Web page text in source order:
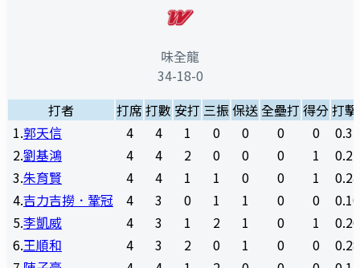
味全龍
34-18-0
打者
打席打數 安打 三振保送全壘打 得分打
1.郭天信 4 4 1 0 0 0 0
2.劉基鴻 4 4 2 0 0 0 1
3.朱育賢 4 4 1 1 0 0 1
4.吉力吉撈．鞏冠 4 3 0 1 1 0 0
5.李凱威 4 3 1 2 1 0 1
6.王順和 4 3 2 0 1 0 0